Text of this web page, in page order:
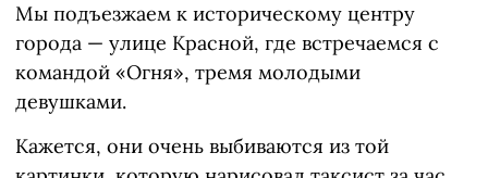
Мы подъезжаем к историческому центру
города — улице Красной, где встречаемся с
командой «Огня», тремя молодыми
девушками.
Кажется, они очень выбиваются из той